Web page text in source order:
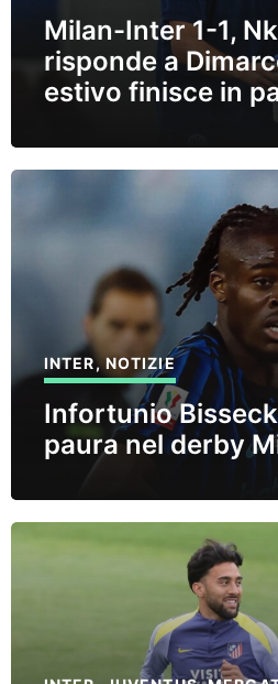
Milan-Inter 1-1,
risponde a
estivo finisce in
INTER,NOTIZIE
Infortunio
paura nel derby